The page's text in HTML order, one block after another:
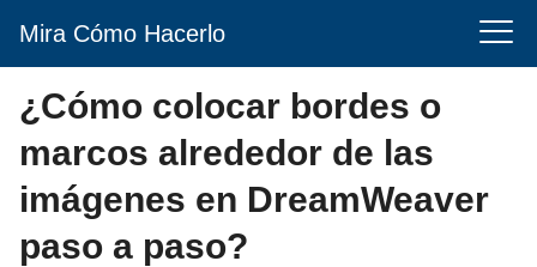
Mira Cómo Hacerlo
¿Cómo colocar bordes o
marcos alrededor de las
imágenes en DreamWeaver
paso a paso?